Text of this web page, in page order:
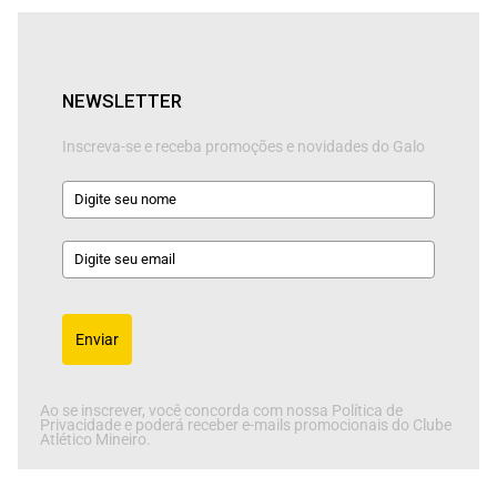
NEWSLETTER
Inscreva-se e receba promoções e novidades do Galo
Enviar
Ao se inscrever, você concorda com nossa Política de
Privacidade e poderá receber e-mails promocionais do Clube
Atlético Mineiro.